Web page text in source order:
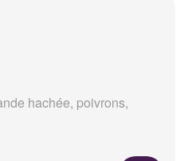
hachée, poivrons,